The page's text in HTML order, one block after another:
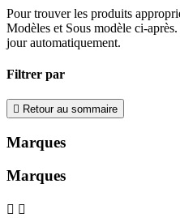
Pour trouver les produits
Modèles et Sous modèle ci-
jour automatiquement.
Filtrer par
 Retour au sommaire
Marques
Marques
 